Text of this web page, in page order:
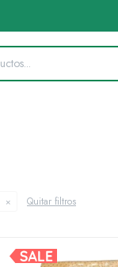
Quitar filtros